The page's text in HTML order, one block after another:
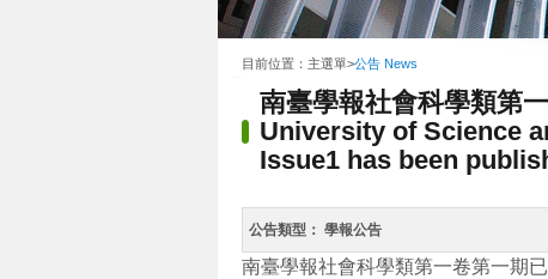
目前位置： 主選單>公告 News
南臺學報社會科學類第
University of Science
Issue1 has been
公告類型： 學報公告
南臺學報社會科學類第一卷第一期已